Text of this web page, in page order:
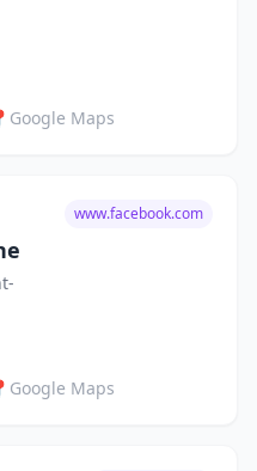
Google Maps
www.facebook.com
Google Maps